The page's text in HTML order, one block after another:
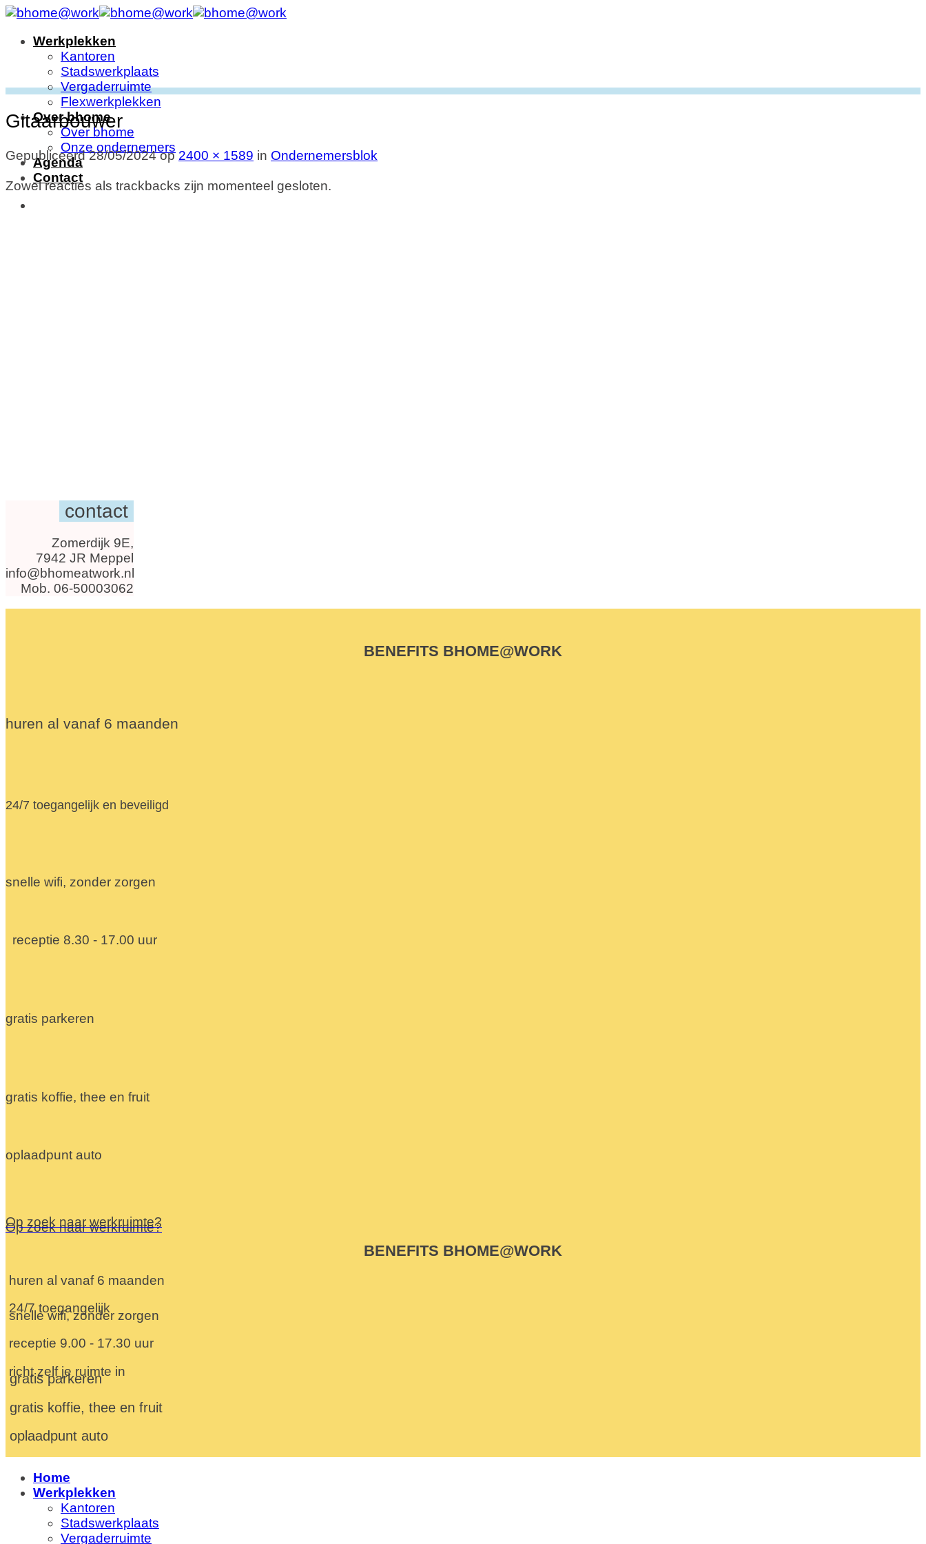
Ga
inhoudWerkplekken
Kantoren
Stadswerkplaats
Vergaderruimte
Flexwerkplekken
Over bhome
Over bhome
Onze ondernemers
Agenda
Contact
Gitaarbouwer
Gepubliceerd28/05/2024op 2400 × 1589 in Ondernemersblok
Zowel reacties als trackbacks zijn momenteel gesloten.
contact
Zomerdijk 9E,
7942 JR Meppel
info@bhomeatwork.nl
Mob. 06-50003062
BENEFITS BHOME@WORK
huren al vanaf 6 maanden
24/7 toegangelijk en beveiligd
snelle wifi, zonder zorgen
receptie 8.30 - 17.00 uur
gratis parkeren
gratis koffie, thee en fruit
oplaadpunt auto
Op zoek naar werkruimte?
Op zoek naar werkruimte?
BENEFITS BHOME@WORK
huren al vanaf 6 maanden
24/7 toegangelijk
snelle wifi, zonder zorgen
receptie 9.00 - 17.30 uur
richt zelf je ruimte in
gratis parkeren
gratis koffie, thee en fruit
oplaadpunt auto
Home
Werkplekken
Kantoren
Stadswerkplaats
Vergaderruimte